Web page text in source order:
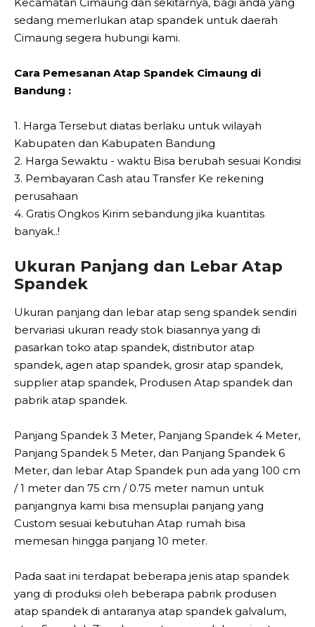
sedang memerlukan atap spandek untuk daerah
Cimaung segera hubungi kami.
Cara Pemesanan Atap Spandek Cimaung di
Bandung :
1. Harga Tersebut diatas berlaku untuk wilayah
Kabupaten dan Kabupaten Bandung
2. Harga Sewaktu - waktu Bisa berubah sesuai Kondisi
3. Pembayaran Cash atau Transfer Ke rekening
perusahaan
4. Gratis Ongkos Kirim sebandung jika kuantitas
banyak..!
Ukuran Panjang dan Lebar Atap
Spandek
Ukuran panjang dan lebar atap seng spandek sendiri
bervariasi ukuran ready stok biasannya yang di
pasarkan toko atap spandek, distributor atap
spandek, agen atap spandek, grosir atap spandek,
supplier atap spandek, Produsen Atap spandek dan
pabrik atap spandek.
Panjang Spandek 3 Meter, Panjang Spandek 4 Meter,
Panjang Spandek 5 Meter, dan Panjang Spandek 6
Meter, dan lebar Atap Spandek pun ada yang 100 cm
/ 1 meter dan 75 cm / 0.75 meter namun untuk
panjangnya kami bisa mensuplai panjang yang
Custom sesuai kebutuhan Atap rumah bisa
memesan hingga panjang 10 meter.
Pada saat ini terdapat beberapa jenis atap spandek
yang di produksi oleh beberapa pabrik produsen
atap spandek di antaranya atap spandek galvalum,